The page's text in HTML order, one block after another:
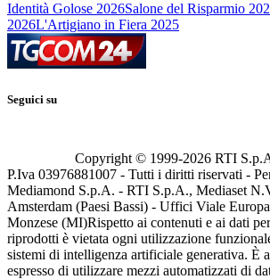
Identità Golose 2026Salone del Risparmio
2026L'Artigiano in Fiera 2025
Seguici su
Copyright © 1999-2026 RTI
P.Iva 03976881007 - Tutti i diritti riservati -
Mediamond S.p.A. - RTI S.p.A., Mediaset
Amsterdam (Paesi Bassi) - Uffici Viale
Monzese (MI)Rispetto ai contenuti e ai dati
riprodotti è vietata ogni utilizzazione
sistemi di intelligenza artificiale generativa. È
espresso di utilizzare mezzi automatizzati di